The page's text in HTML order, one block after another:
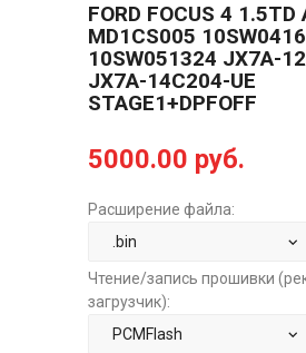
FORD FOCUS 4 1.5TD
MD1CS005
10SW051324 JX7A-
JX7A-14C204-UE
STAGE1+DPFOFF
5000.00 руб.
Расширение файла:
Чтение/запись прошивки
загрузчик):